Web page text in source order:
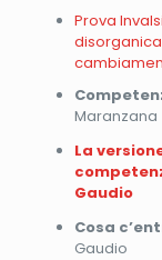
Prova
Maranzana
La
Gaudio
Cosa
Gaudio